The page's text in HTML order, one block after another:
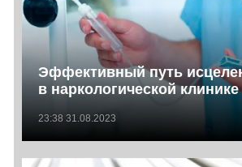
Эффективный путь
в наркологической клинике
23:38 31.08.2023